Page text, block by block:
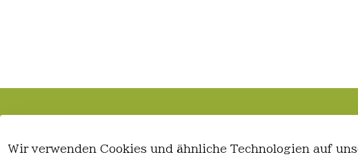
Wir verwenden Cookies und ähnliche Technologien auf
AGB Kontakt